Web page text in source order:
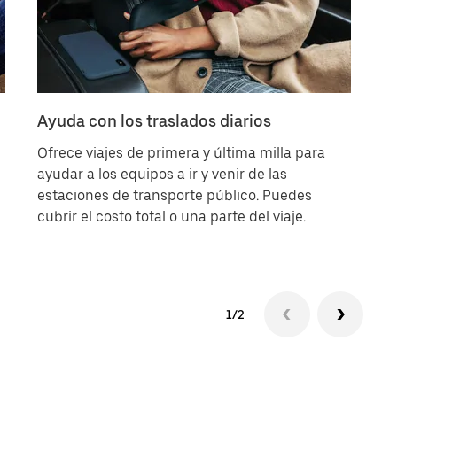
Ayuda con los traslados diarios
Ofrece viajes de primera y última milla para
ayudar a los equipos a ir y venir de las
estaciones de transporte público. Puedes
cubrir el costo total o una parte del viaje.
1/2